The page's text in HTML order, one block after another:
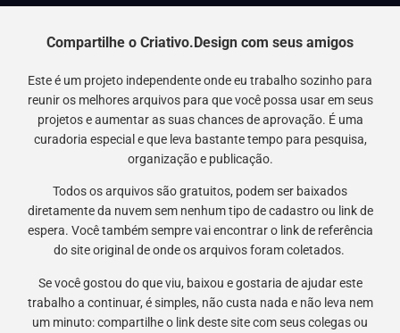
Compartilhe o Criativo.Design com seus amigos
Este é um projeto independente onde eu trabalho sozinho para
reunir os melhores arquivos para que você possa usar em seus
projetos e aumentar as suas chances de aprovação. É uma
curadoria especial e que leva bastante tempo para pesquisa,
organização e publicação.
Todos os arquivos são gratuitos, podem ser baixados
diretamente da nuvem sem nenhum tipo de cadastro ou link de
espera. Você também sempre vai encontrar o link de referência
do site original de onde os arquivos foram coletados.
Se você gostou do que viu, baixou e gostaria de ajudar este
trabalho a continuar, é simples, não custa nada e não leva nem
um minuto: compartilhe o link deste site com seus colegas ou